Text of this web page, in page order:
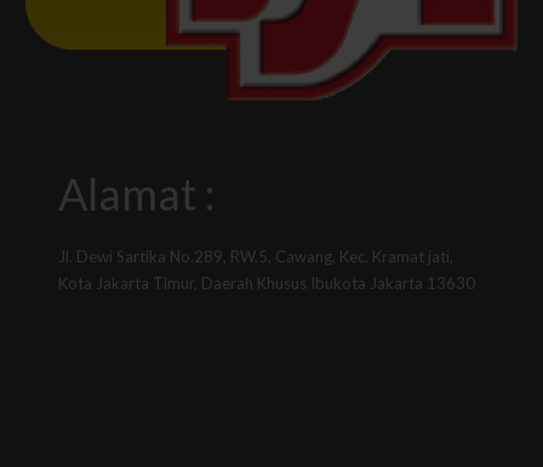
Alamat :
Jl. Dewi Sartika No.289, RW.5, Cawang, Kec. Kramat jati,
Kota Jakarta Timur, Daerah Khusus Ibukota Jakarta 13630